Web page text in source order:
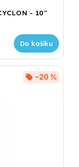
- 10"
Do košíku
–20 %